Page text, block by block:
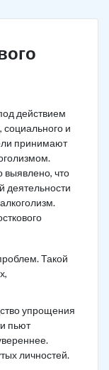
действием
социального и
принимают
выявлено, что
деятельности
Такой
упрощения
пьют
личностей.